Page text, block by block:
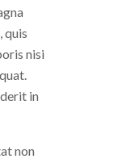
quis
nisi
in
non